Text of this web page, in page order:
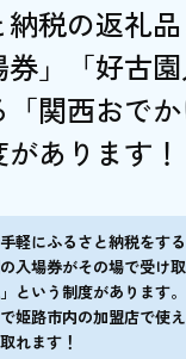
つりに関するよくあ
まつりで交通規制
まつりで屋台は出店
路本町 たまごや
料理 ゆう
歴史博物館
納税の返礼
券」「好古
「関西おで
あります！
軽にふるさと納税をす
入場券がその場で受け
という制度があります
姫路市内の加盟店で使
れます！